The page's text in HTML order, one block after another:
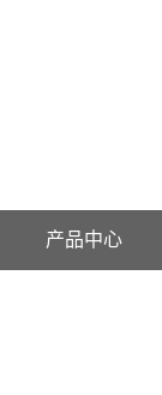
产品中心